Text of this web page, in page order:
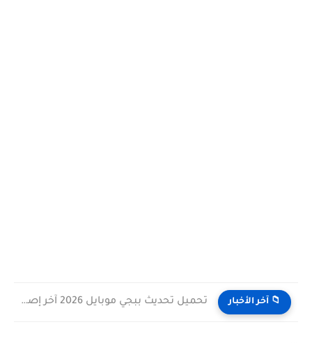
📁 آخر الأخبار تحميل تحديث ببجي موبايل 2026 آخر إصدار للأندرويد والآيفون